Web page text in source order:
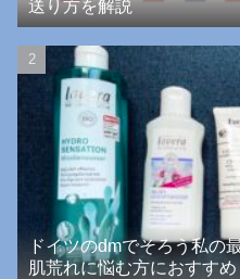
送り方を解説
ドイツのdmでそろう私の
肌荒れに悩む方におすすめ